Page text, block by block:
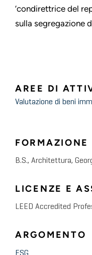
’condirettrice del
sulla segregazione
AREE DI
Valutazione di beni
FORMAZIONE
B.S., Architettura,
LICENZE E
LEED Accredited
ARGOMENTO